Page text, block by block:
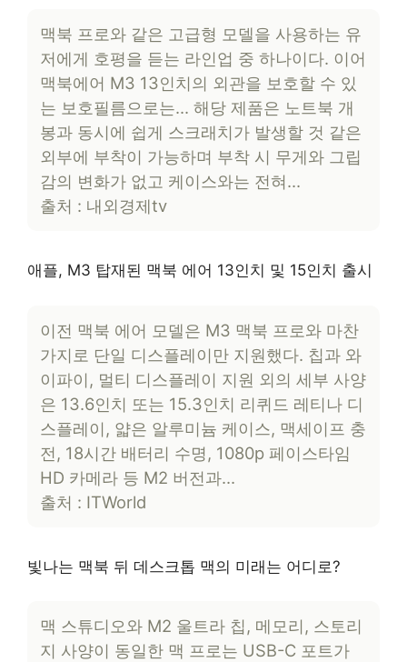
맥북 프로와 같은 고급형 모델을 사용하는 유
저에게 호평을 듣는 라인업 중 하나이다. 이어
맥북에어 M3 13인치의 외관을 보호할 수 있
는 보호필름으로는… 해당 제품은 노트북 개
봉과 동시에 쉽게 스크래치가 발생할 것 같은
외부에 부착이 가능하며 부착 시 무게와 그립
감의 변화가 없고 케이스와는 전혀…
출처 : 내외경제tv
애플, M3 탑재된 맥북 에어 13인치 및 15인치 출시
이전 맥북 에어 모델은 M3 맥북 프로와 마찬
가지로 단일 디스플레이만 지원했다. 칩과 와
이파이, 멀티 디스플레이 지원 외의 세부 사양
은 13.6인치 또는 15.3인치 리퀴드 레티나 디
스플레이, 얇은 알루미늄 케이스, 맥세이프 충
전, 18시간 배터리 수명, 1080p 페이스타임
HD 카메라 등 M2 버전과…
출처 : ITWorld
빛나는 맥북 뒤 데스크톱 맥의 미래는 어디로?
맥 스튜디오와 M2 울트라 칩, 메모리, 스토리
지 사양이 동일한 맥 프로는 USB-C 포트가